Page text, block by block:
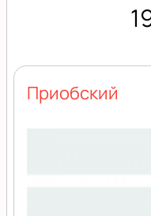
Приобский